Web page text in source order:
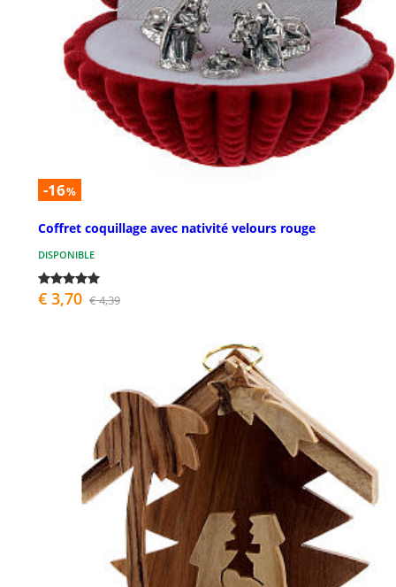
-16%
Coffret coquillage avec nativité velours rouge
DISPONIBLE
€ 3,70 € 4,39